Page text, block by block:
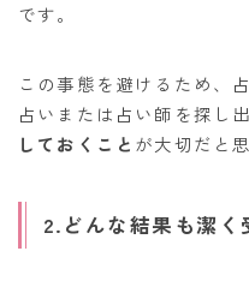
です。
この事態を避けるため、
占いまたは占い師を探し出
しておくこと が大切だと
2.どんな結果も潔く